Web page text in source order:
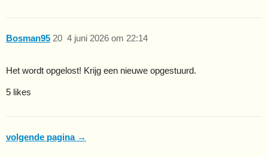
Bosman95 4 juni 2026 om 22:14
20
Het wordt opgelost! Krijg een nieuwe opgestuurd.
5 likes
volgende pagina →